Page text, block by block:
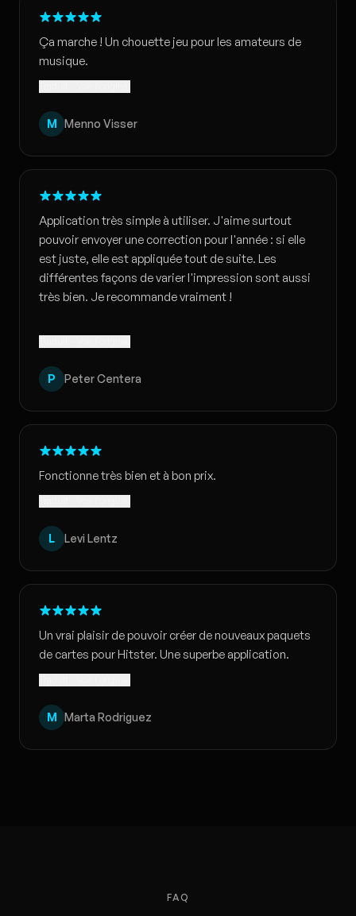
Ça marche ! Un chouette jeu pour les amateurs de
musique.
M Menno Visser
Application très simple à utiliser. J'aime surtout
pouvoir envoyer une correction pour l'année : si elle
est juste, elle est appliquée tout de suite. Les
différentes façons de varier l'impression sont aussi
très bien. Je recommande vraiment !
P Peter Centera
Fonctionne très bien et à bon prix.
L Levi Lentz
Un vrai plaisir de pouvoir créer de nouveaux paquets
de cartes pour Hitster. Une superbe application.
M Marta Rodriguez
FAQ